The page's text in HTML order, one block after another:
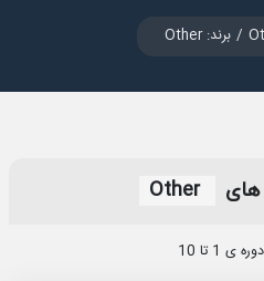
برند: Other
Other